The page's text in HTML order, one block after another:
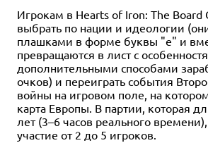
Мерв
Купить
Чёрный ангел
Уведомить о наличии
издание
Клиника. Пандемия. COVID-19
Купить
vs.
Игрокам в Hearts of Iron: The Board
выбрать по нации и идеологии
плашками в форме буквы "е" и
превращаются в лист с
дополнительными способами
очков) и переиграть события
войны на игровом поле, на
карта Европы. В партии, которая
лет (3–6 часов реального
участие от 2 до 5 игроков.